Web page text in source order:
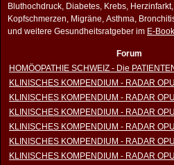
Bluthochdruck, Diabetes, Krebs,
Kopfschmerzen, Migräne, Asthma,
und weitere Gesundheitsratgeber im E-
Forum
HOMÖOPATHIE SCHWEIZ - Die
KLINISCHES KOMPENDIUM - RADAR
KLINISCHES KOMPENDIUM - RADAR
KLINISCHES KOMPENDIUM - RADAR
KLINISCHES KOMPENDIUM - RADAR
KLINISCHES KOMPENDIUM - RADAR
KLINISCHES KOMPENDIUM - RADAR